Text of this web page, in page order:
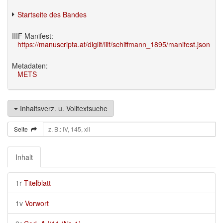
Startseite des Bandes
IIIF Manifest:
https://manuscripta.at/diglit/iiif/schiffmann_1895/manifest.json
Metadaten:
METS
Inhaltsverz. u. Volltextsuche
Seite
Inhalt
1r Titelblatt
1v Vorwort